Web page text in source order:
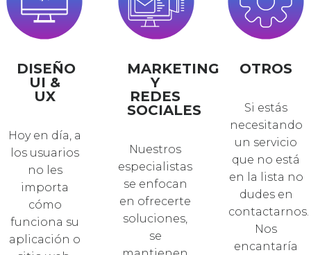
DISEÑO
UI &
UX
Hoy en día, a
los usuarios
no les
importa
cómo
funciona su
aplicación o
MARKETING
Y
REDES
SOCIALES
Nuestros
especialistas
se enfocan
en ofrecerte
soluciones,
se
OTROS
Si estás
necesitando
un servicio
que no está
en la lista no
dudes en
contactarnos.
Nos
encantaría